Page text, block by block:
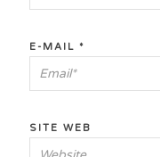
E-MAIL *
SITE WEB